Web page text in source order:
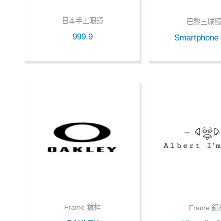
日本手工眼鏡
999.9
巴黎三城
Frame 鏡框 Frame 鏡